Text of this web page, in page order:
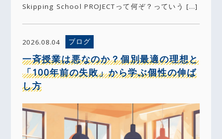
Skipping School PROJECTって何ぞ？っていう […]
2026.08.04 ブログ
一斉授業は悪なのか？個別最適の理想と
「100年前の失敗」から学ぶ個性の伸ば
し方